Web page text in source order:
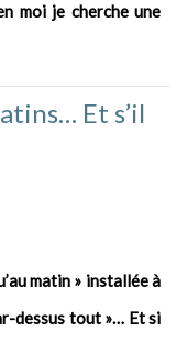
moi je cherche une
Et s’il
matin » installée à
dessus tout »… Et si